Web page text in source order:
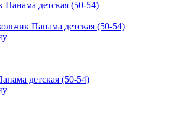
Панама детская (50-54)
детская (50-54)